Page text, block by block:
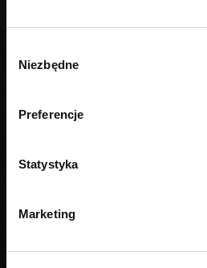
zgody
Niezbędne
Preferencje
Statystyka
Marketing